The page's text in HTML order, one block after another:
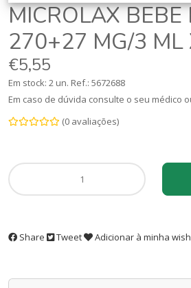
MICROLAX BEBE
270+27 MG/3 ML
€5,55
Em stock: 2 un. Ref.: 5672688
Em caso de dúvida consulte o seu médico
(0 avaliações)
Share Tweet Adicionar à minha